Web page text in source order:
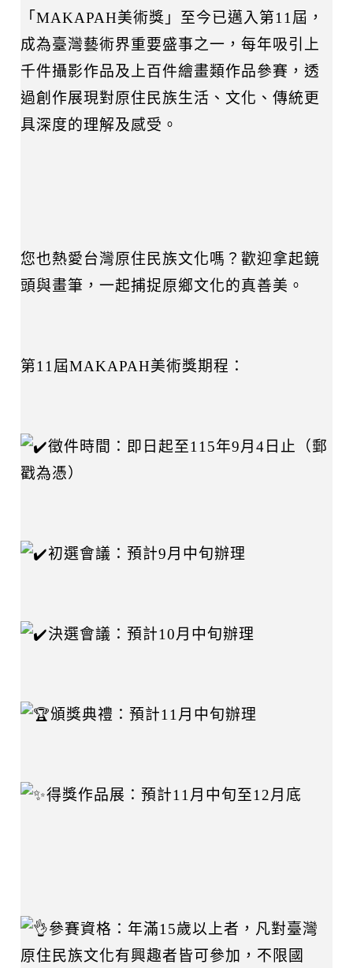
「MAKAPAH美術獎」至今已邁入第11屆，
成為臺灣藝術界重要盛事之一，每年吸引上
千件攝影作品及上百件繪畫類作品參賽，透
過創作展現對原住民族生活、文化、傳統更
具深度的理解及感受。
您也熱愛台灣原住民族文化嗎？歡迎拿起鏡
頭與畫筆，一起捕捉原鄉文化的真善美。
第11屆MAKAPAH美術獎期程：
徵件時間：即日起至115年9月4日止（郵
戳為憑）
初選會議：預計9月中旬辦理
決選會議：預計10月中旬辦理
頒獎典禮：預計11月中旬辦理
得獎作品展：預計11月中旬至12月底
參賽資格：年滿15歲以上者，凡對臺灣
原住民族文化有興趣者皆可參加，不限國